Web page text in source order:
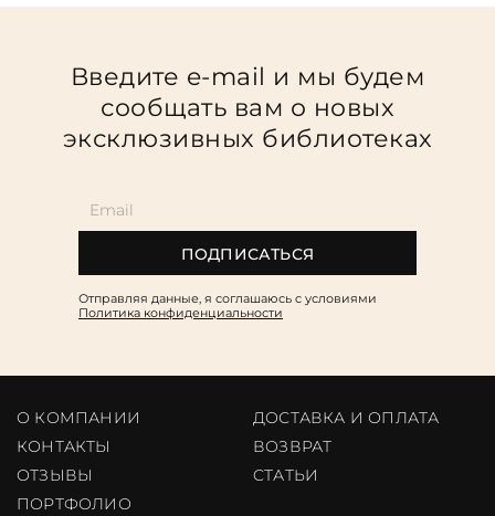
Введите e-mail и мы будем
сообщать вам о новых
эксклюзивных библиотеках
ПОДПИСАТЬСЯ
Отправляя данные, я соглашаюсь c условиями
Политика конфиденциальности
О КОМПАНИИ
ДОСТАВКА И ОПЛАТА
КОНТАКТЫ
ВОЗВРАТ
ОТЗЫВЫ
CТАТЬИ
ПОРТФОЛИО